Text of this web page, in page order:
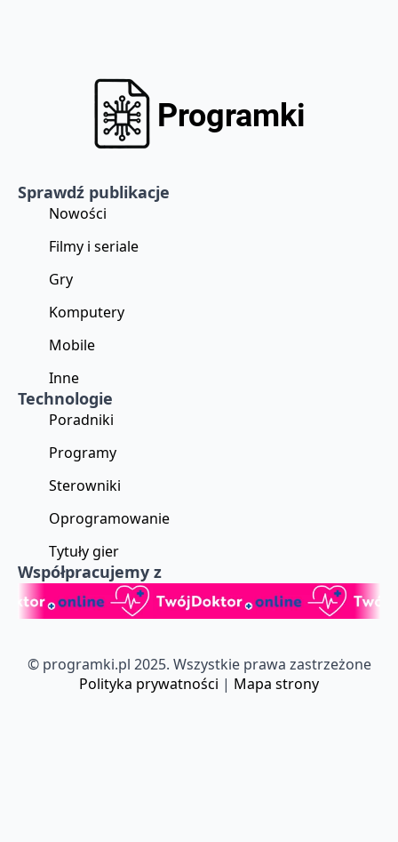
Sprawdź publikacje
Nowości
Filmy i seriale
Gry
Komputery
Mobile
Inne
Technologie
Poradniki
Programy
Sterowniki
Oprogramowanie
Tytuły gier
Współpracujemy z
© programki.pl 2025. Wszystkie prawa zastrzeżone
Polityka prywatności | Mapa strony